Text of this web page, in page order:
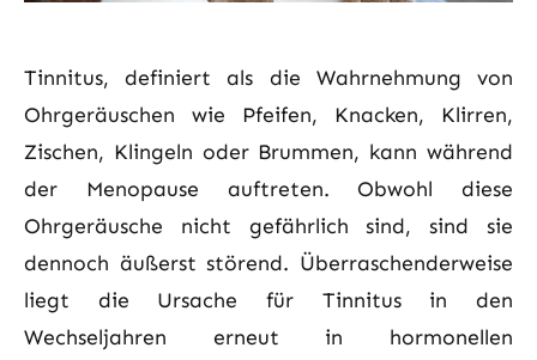
Tinnitus, definiert als die Wahrnehmung von
Ohrgeräuschen wie Pfeifen, Knacken, Klirren,
Zischen, Klingeln oder Brummen, kann während
der Menopause auftreten. Obwohl diese
Ohrgeräusche nicht gefährlich sind, sind sie
dennoch äußerst störend. Überraschenderweise
liegt die Ursache für Tinnitus in den
Wechseljahren erneut in hormonellen